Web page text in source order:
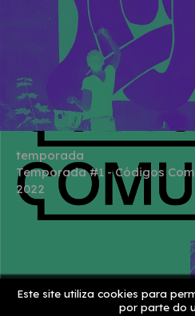
Este site utiliza cookies para
por parte do
temporada
Temporada #1 - Códigos
2022